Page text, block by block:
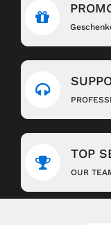
TOP
OUR